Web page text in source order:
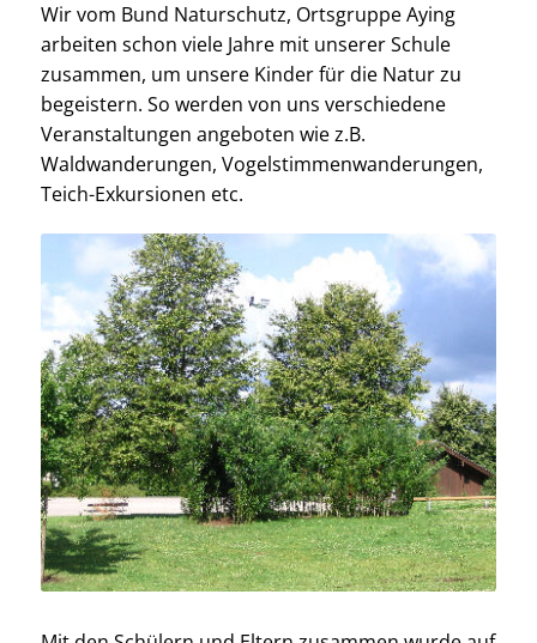
Wir vom Bund Naturschutz, Ortsgruppe Aying
arbeiten schon viele Jahre mit unserer Schule
zusammen, um unsere Kinder für die Natur zu
begeistern. So werden von uns verschiedene
Veranstaltungen angeboten wie z.B.
Waldwanderungen, Vogelstimmenwanderungen,
Teich-Exkursionen etc.